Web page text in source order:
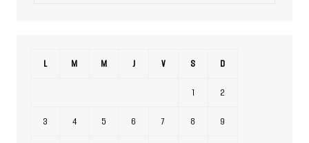
L M M J V S D
1 2
3 4 5 6 7 8 9